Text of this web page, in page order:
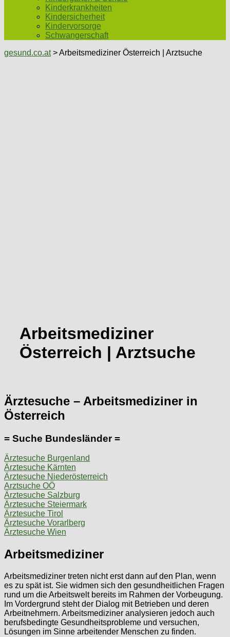
Kinderkrankheiten
Kindersicherheit
Kindervorsorge
Schwangerschaft
gesund.co.at> Arbeitsmediziner Österreich | Arztsuche
Arbeitsmediziner
Österreich | Arztsuche
Ärztesuche – Arbeitsmediziner in
Österreich
= Suche Bundesländer =
Ärztesuche Burgenland
Ärztesuche Kärnten
Ärztesuche Niederösterreich
Arztsuche OÖ
Ärztesuche Salzburg
Ärztesuche Steiermark
Ärztesuche Tirol
Ärztesuche Vorarlberg
Ärztesuche Wien
Arbeitsmediziner
Arbeitsmediziner treten nicht erst dann auf den Plan, wenn
es zu spät ist. Sie widmen sich den gesundheitlichen Fragen
rund um die Arbeitswelt bereits im Rahmen der Vorbeugung.
Im Vordergrund steht der Dialog mit Betrieben und deren
Arbeitnehmern. Arbeitsmediziner analysieren jedoch auch
berufsbedingte Gesundheitsprobleme und versuchen,
Lösungen im Sinne arbeitender Menschen zu finden.